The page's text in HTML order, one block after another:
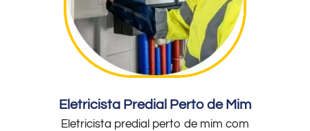
Eletricista Predial Perto de Mim
Eletricista predial perto de mim com